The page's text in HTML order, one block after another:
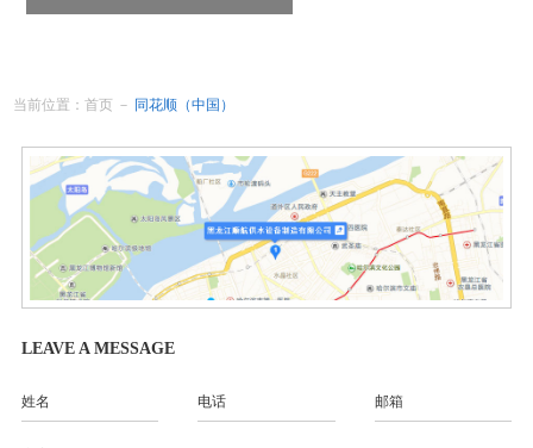
当前位置：首页 － 同花顺（中国）
LEAVE A MESSAGE